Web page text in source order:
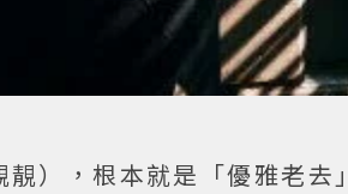
），根本就是「優雅老去